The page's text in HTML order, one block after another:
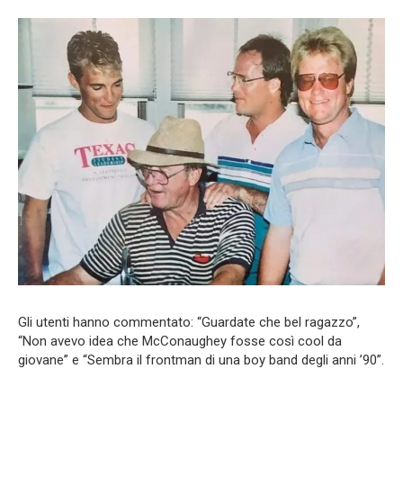
Gli utenti hanno commentato: “Guardate che bel ragazzo”,
“Non avevo idea che McConaughey fosse così cool da
giovane” e “Sembra il frontman di una boy band degli anni ’90”.